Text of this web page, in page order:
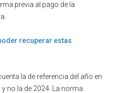
previa al pago de la
recuperar estas
la de referencia del año en
no la de 2024. La norma